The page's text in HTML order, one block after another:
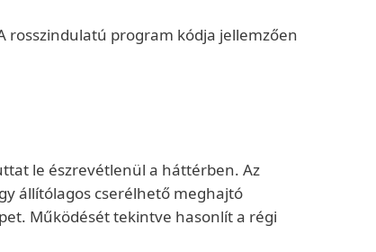
rosszindulatú program kódja jellemzően
le észrevétlenül a háttérben. Az
állítólagos cserélhető meghajtó
Működését tekintve hasonlít a régi